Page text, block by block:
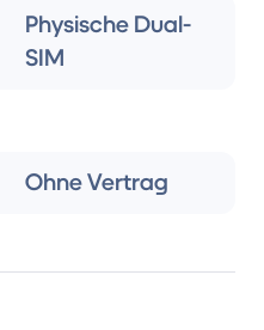
Physische Dual-
SIM
Ohne Vertrag